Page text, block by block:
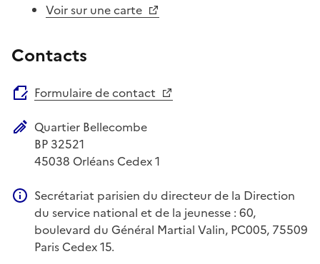
Voir sur une carte
Contacts
Formulaire de contact
Adresse postale
Quartier Bellecombe
BP 32521
45038 Orléans Cedex 1
Information complémentaire
Secrétariat parisien du directeur de la Direction
du service national et de la jeunesse : 60,
boulevard du Général Martial Valin, PC005, 75509
Paris Cedex 15.